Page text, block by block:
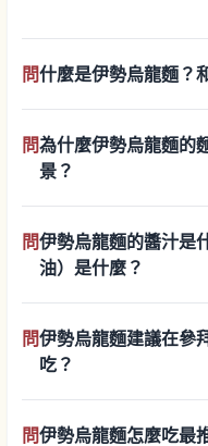
問什麼是伊勢烏龍麵？
問為什麼伊勢烏龍麵的
景？
問伊勢烏龍麵的醬汁是
油）是什麼？
問伊勢烏龍麵建議在參
吃？
問伊勢烏龍麵怎麼吃最